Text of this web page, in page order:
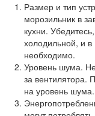
Размер и тип
морозильник в
кухни.
холодильной, и
необходимо.
Уровень шума.
за вентилятора.
на уровень шума.